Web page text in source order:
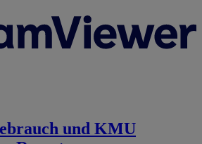
und KMU